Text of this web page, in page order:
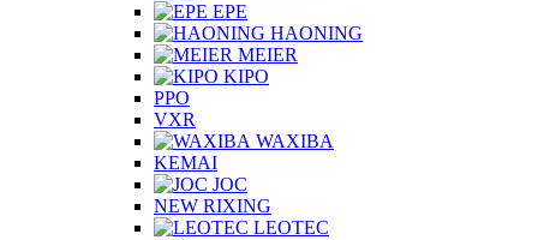
EPE
HAONING
MEIER
KIPO
PPO
VXR
WAXIBA
KEMAI
JOC
NEW RIXING
LEOTEC